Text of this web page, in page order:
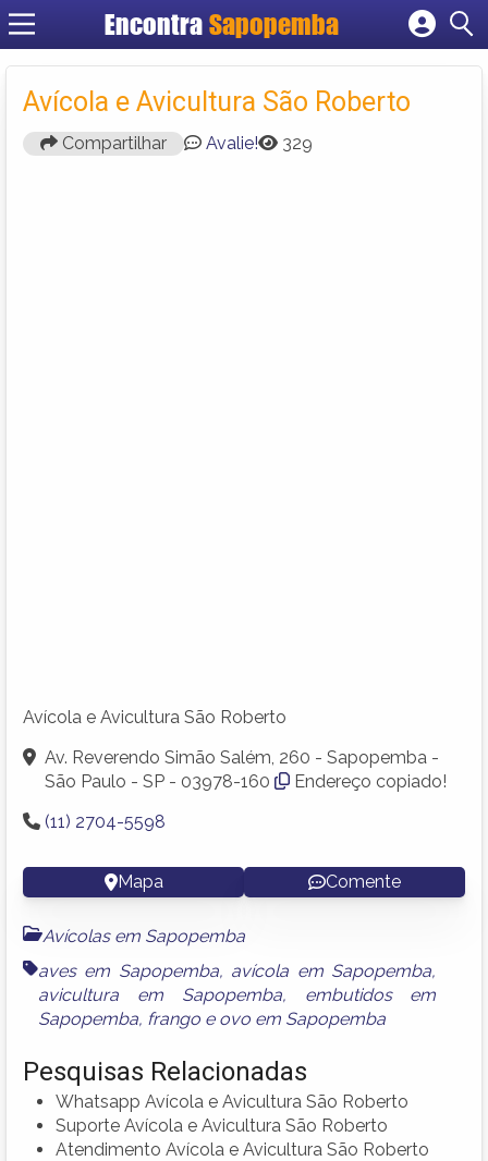
Encontra Sapopemba
Cadastrar empresa
Fazer login
Criar conta
Avícola e Avicultura São Roberto
Compartilhar Avalie! 329
Avícola e Avicultura São Roberto
Av. Reverendo Simão Salém, 260 - Sapopemba -
São Paulo - SP - 03978-160
Endereço copiado!
(11) 2704-5598
Mapa Comente
Avícolas em Sapopemba
aves em Sapopemba, avícola em Sapopemba,
avicultura em Sapopemba, embutidos em
Sapopemba, frango e ovo em Sapopemba
Pesquisas Relacionadas
Whatsapp Avícola e Avicultura São Roberto
Suporte Avícola e Avicultura São Roberto
Atendimento Avícola e Avicultura São Roberto